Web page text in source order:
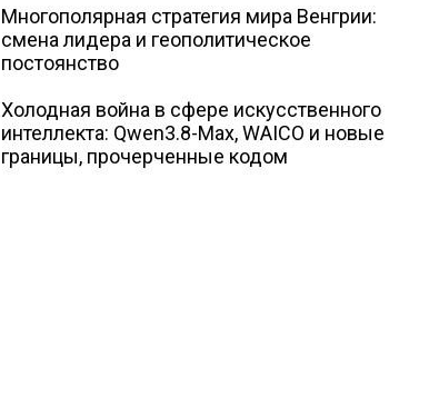
Многополярная стратегия мира Венгрии:
смена лидера и геополитическое
постоянство
Холодная война в сфере искусственного
интеллекта: Qwen3.8-Max, WAICO и новые
границы, прочерченные кодом